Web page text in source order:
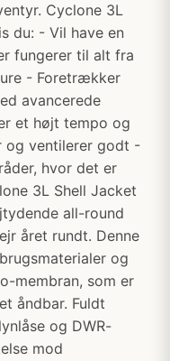
Cyclone 3L
du: - Vil have en
fungerer til alt fra
- Foretrækker
avancerede
et højt tempo og
og ventilerer godt -
hvor det er
3L Shell Jacket
all-round
året rundt. Denne
og
membran, som er
åndbar. Fuldt
og DWR-
mod